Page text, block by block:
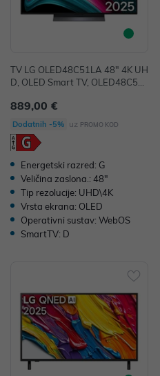
TV LG OLED48C51LA 48" 4K UH
D, OLED Smart TV, OLED48C51L
889,00 €
Dodatnih -5% uz PROMO KOD
Energetski razred: G
Veličina zaslona.: 48"
Tip rezolucije: UHD\4K
Vrsta ekrana: OLED
Operativni sustav: WebOS
SmartTV: D